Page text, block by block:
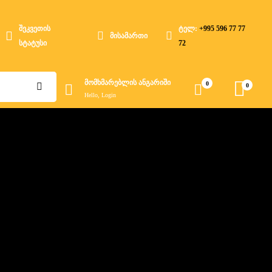
შეკვეთის
სტატუსი
მისამართი
ტელ: +995 596 77 77
72
მომხმარებლის ანგარიში
Hello, Login
0 0